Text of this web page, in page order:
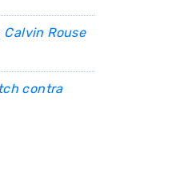
Calvin Rouse
contra